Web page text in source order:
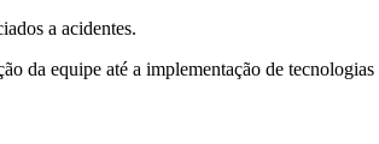
a acidentes.
da equipe até a implementação de